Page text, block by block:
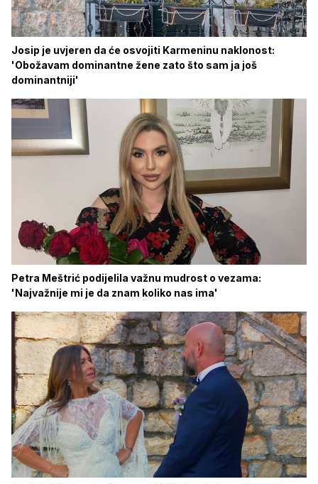
Josip je uvjeren da će osvojiti Karmeninu naklonost:
'Obožavam dominantne žene zato što sam ja još
dominantniji'
Petra Meštrić podijelila važnu mudrost o vezama:
'Najvažnije mi je da znam koliko nas ima'